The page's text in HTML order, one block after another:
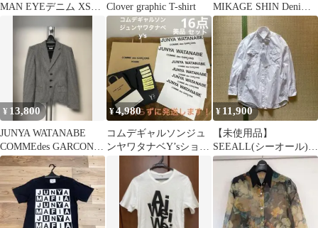
MAN EYEデニム XSサ
Clover graphic T-shirt
MIKAGE SHIN Denim
デニムジャケット
¥ 13,800
JUNYA WATANABE
COMMEdes GARCONE
ジャケット M
¥4,980
コムデギャルソンジュ
ンヤワタナベY’sショッ
パー紙袋封筒シールま
とめ折らず発送！
¥ 11,900
【未使用品】
SEEALL(シーオール)オ
ーバーミリタリーシャ